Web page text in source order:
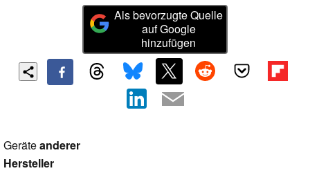
Als bevorzugte Quelle
auf Google
hinzufügen
Geräteanderer
Hersteller